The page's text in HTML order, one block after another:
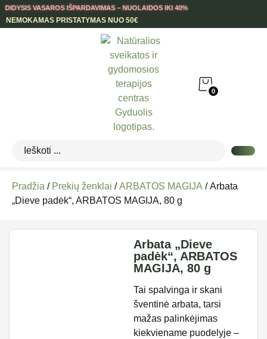
DIDYSIS VASAROS IŠPARDAVIMAS – NUOLAIDOS IKI 40%
NEMOKAMAS PRISTATYMAS NUO 50€
0
Pradžia / Prekių ženklai /ARBATOS MAGIJA / Arbata
„Dieve padėk“, ARBATOS MAGIJA, 80 g
Arbata „Dieve
padėk“, ARBATOS
MAGIJA, 80 g
Tai spalvinga ir skani
šventinė arbata, tarsi
mažas palinkėjimas
kiekviename puodelyje –